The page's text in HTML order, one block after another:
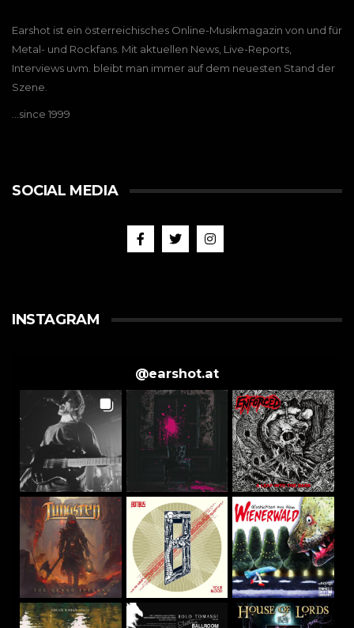
Earshot ist ein österreichisches Online-Musikmagazin von und für
Metal- und Rockfans. Mit aktuellen News, Live-Reports,
Interviews uvm. bleibt man immer auf dem neuesten Stand der
Szene.
…since 1999
SOCIAL MEDIA
INSTAGRAM
@earshot.at